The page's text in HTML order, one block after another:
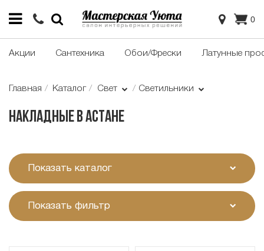
0
Акции Сантехника Обои/Фрески Латунные
Главная Каталог Свет Светильники
Накладные в Астане
Показать каталог
Показать фильтр